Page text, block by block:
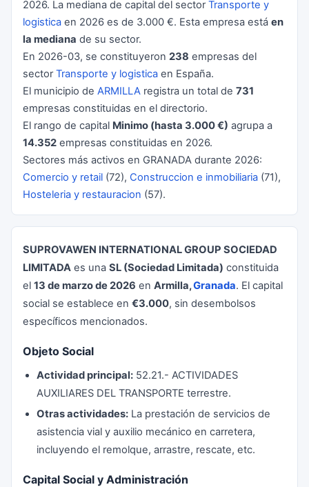
2026. La mediana de capital del sectorTransporte y
logistica en 2026 es de 3.000 €. Esta empresa está en
la mediana de su sector.
En 2026-03, se constituyeron 238 empresas del
sectorTransporte y logistica en España.
El municipio de ARMILLA registra un total de 731
empresas constituidas en el directorio.
El rango de capital Minimo (hasta 3.000 €) agrupa a
14.352 empresas constituidas en 2026.
Sectores más activos en GRANADA durante 2026:
Comercio y retail (72), Construccion e inmobiliaria (71),
Hosteleria y restauracion (57).
SUPROVAWEN INTERNATIONAL GROUP SOCIEDAD
LIMITADA es una SL (Sociedad Limitada) constituida
el 13 de marzo de 2026 en Armilla,Granada. El capital
social se establece en €3.000, sin desembolsos
específicos mencionados.
Objeto Social
Actividad principal: 52.21.- ACTIVIDADES
AUXILIARES DEL TRANSPORTE terrestre.
Otras actividades: La prestación de servicios de
asistencia vial y auxilio mecánico en carretera,
incluyendo el remolque, arrastre, rescate, etc.
Capital Social y Administración